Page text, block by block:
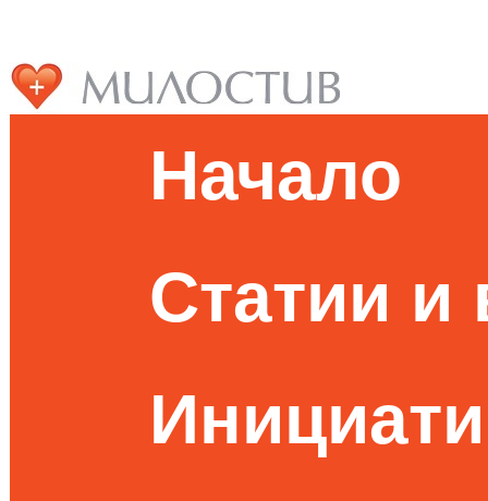
Начало
Статии и